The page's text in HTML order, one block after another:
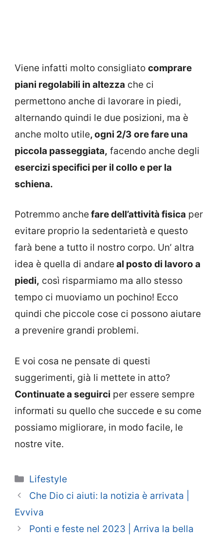
Viene infatti molto consigliato comprare
piani regolabili in altezza che ci
permettono anche di lavorare in piedi,
alternando quindi le due posizioni, ma è
anche molto utile, ogni 2/3 ore fare una
piccola passeggiata, facendo anche degli
esercizi specifici per il collo e per la
schiena.
Potremmo anche fare dell’attività fisica per
evitare proprio la sedentarietà e questo
farà bene a tutto il nostro corpo. Un’ altra
idea è quella di andare al posto di lavoro a
piedi, così risparmiamo ma allo stesso
tempo ci muoviamo un pochino! Ecco
quindi che piccole cose ci possono aiutare
a prevenire grandi problemi.
E voi cosa ne pensate di questi
suggerimenti, già li mettete in atto?
Continuate a seguirci per essere sempre
informati su quello che succede e su come
possiamo migliorare, in modo facile, le
nostre vite.
Categorie
Lifestyle
Che Dio ci aiuti: la notizia è arrivata |
Evviva
Ponti e feste nel 2023 | Arriva la bella